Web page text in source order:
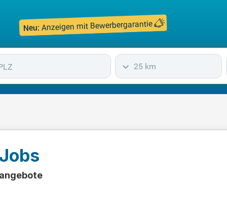
Neu: Anzeigen mit Bewerbergarantie
25 km